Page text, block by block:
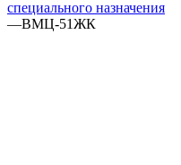
специального назначения
—ВМЦ-51ЖК